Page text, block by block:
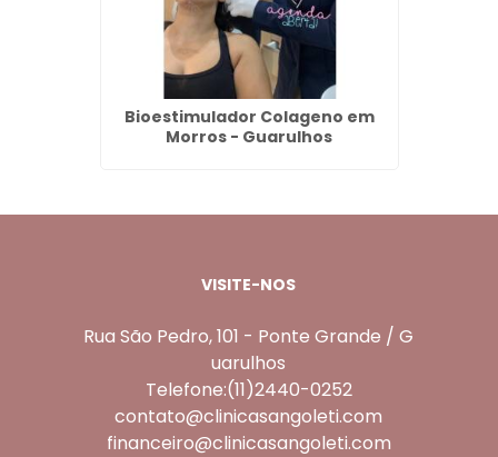
Bioestimulador Colageno em
Morros - Guarulhos
VISITE-NOS
Rua São Pedro, 101 - Ponte Grande / G
uarulhos
Telefone:(11)2440-0252
contato@clinicasangoleti.com
financeiro@clinicasangoleti.com